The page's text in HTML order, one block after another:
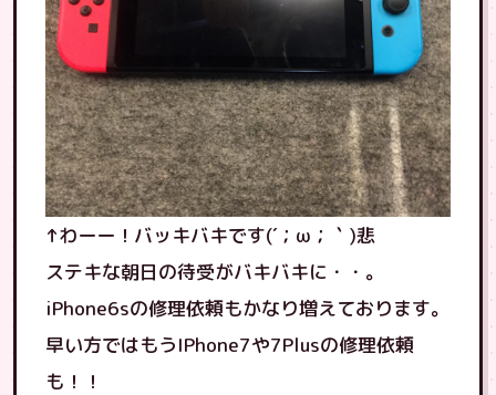
↑わーー！バッキバキです(´；ω；｀)悲
ステキな朝日の待受がバキバキに・・。
iPhone6sの修理依頼もかなり増えております。
早い方ではもうIPhone7や7Plusの修理依頼
も！！